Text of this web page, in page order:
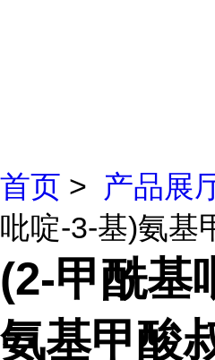
首页 > 产品展
吡啶-3-基)氨基
(2-甲酰基
氨基甲酸